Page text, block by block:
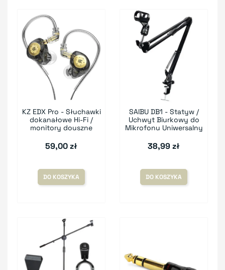
KZ EDX Pro - Słuchawki
dokanałowe Hi-Fi /
monitory douszne
59,00 zł
DO KOSZYKA
SAIBU DB1 - Statyw /
Uchwyt Biurkowy do
Mikrofonu Uniwersalny
38,99 zł
DO KOSZYKA